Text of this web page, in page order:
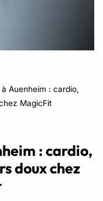
Auenheim : cardio,
MagicFit
: cardio,
doux chez